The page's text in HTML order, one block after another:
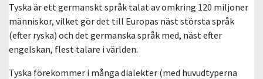
Tyska är ett germanskt språk talat av omkring 120 miljoner
människor, vilket gör det till Europas näst största språk
(efter ryska) och det germanska språk med, näst efter
engelskan, flest talare i världen.
Tyska förekommer i många dialekter (med huvudtyperna